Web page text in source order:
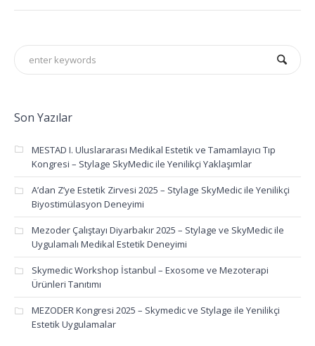
Son Yazılar
MESTAD I. Uluslararası Medikal Estetik ve Tamamlayıcı Tıp
Kongresi – Stylage SkyMedic ile Yenilikçi Yaklaşımlar
A’dan Z’ye Estetik Zirvesi 2025 – Stylage SkyMedic ile Yenilikçi
Biyostimülasyon Deneyimi
Mezoder Çalıştayı Diyarbakır 2025 – Stylage ve SkyMedic ile
Uygulamalı Medikal Estetik Deneyimi
Skymedic Workshop İstanbul – Exosome ve Mezoterapi
Ürünleri Tanıtımı
MEZODER Kongresi 2025 – Skymedic ve Stylage ile Yenilikçi
Estetik Uygulamalar